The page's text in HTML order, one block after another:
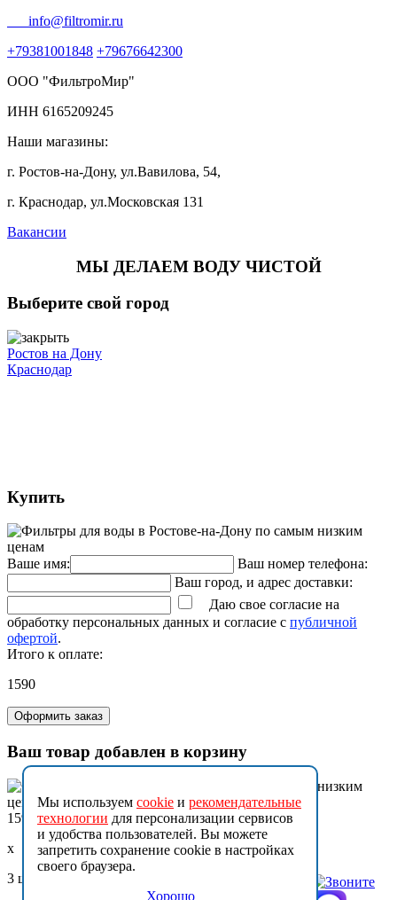
info@filtromir.ru
+79381001848 +79676642300
ООО "ФильтроМир"
ИНН 6165209245
Наши магазины:
г. Ростов-на-Дону, ул.Вавилова, 54,
г. Краснодар, ул.Московская 131
Вакансии
МЫ ДЕЛАЕМ ВОДУ ЧИСТОЙ
Выберите свой город
Ростов на Дону
Краснодар
Купить
Ваше имя:
Ваш номер телефона:
Ваш город, и адрес доставки:
Даю свое согласие на
обработку персональных данных и согласие с публичной
офертой.
Итого к оплате:
1590
Оформить заказ
Ваш товар добавлен в корзину
1590
x
3 шт.
Мы используем cookie и рекомендательные
технологии для персонализации сервисов
и удобства пользователей. Вы можете
запретить сохранение cookie в настройках
своего браузера.
Хорошо